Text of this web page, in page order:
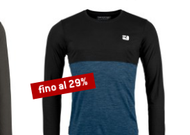
fino al 29%